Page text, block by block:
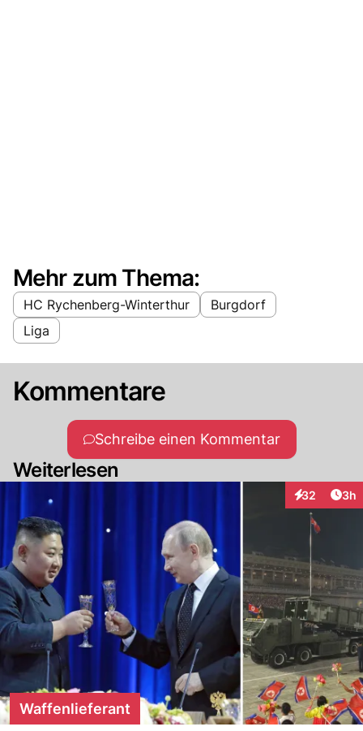
Mehr zum Thema:
HC Rychenberg-Winterthur
Burgdorf
Liga
Kommentare
Schreibe einen Kommentar
Weiterlesen
32
Interaktionen
3h
Waffenlieferant